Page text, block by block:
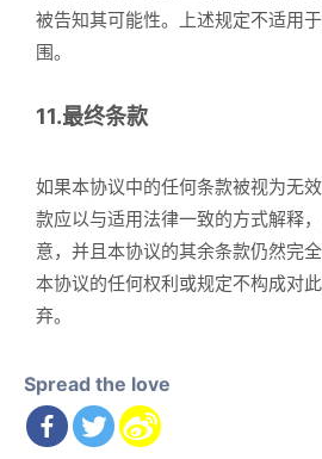
被告知其可能性。上述规定不适用
围。
11.最终条款
如果本协议中的任何条款被视为无
款应以与适用法律一致的方式解释
意，并且本协议的其余条款仍然完
本协议的任何权利或规定不构成对
弃。
Spread the love